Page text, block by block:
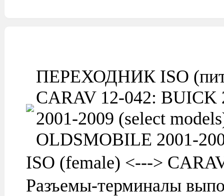
ПЕРЕХОДНИК ISO
CARAV 12-042: BUICK
2001-2009 (select
OLDSMOBILE 2001-
ISO (female) <--->
Разъемы-терминалы